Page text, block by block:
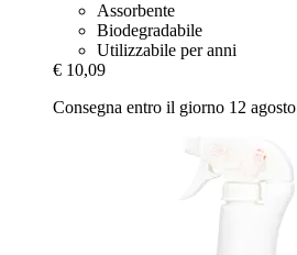
Assorbente
Biodegradabile
Utilizzabile per anni
€ 10,09
Consegna entro il giorno 12 agosto